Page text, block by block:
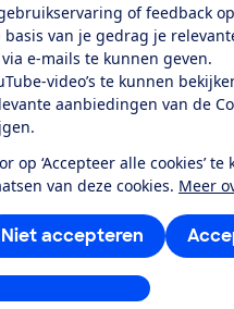
of feedback
basis van je gedrag je
e-mails te kunnen geven.
video’s te kunnen
aanbiedingen van de
op ‘Accepteer alle cookies’
van deze cookies. Meer
Niet accepteren
aanpassen
je ver fietsen op een
kijken of de e-bike op